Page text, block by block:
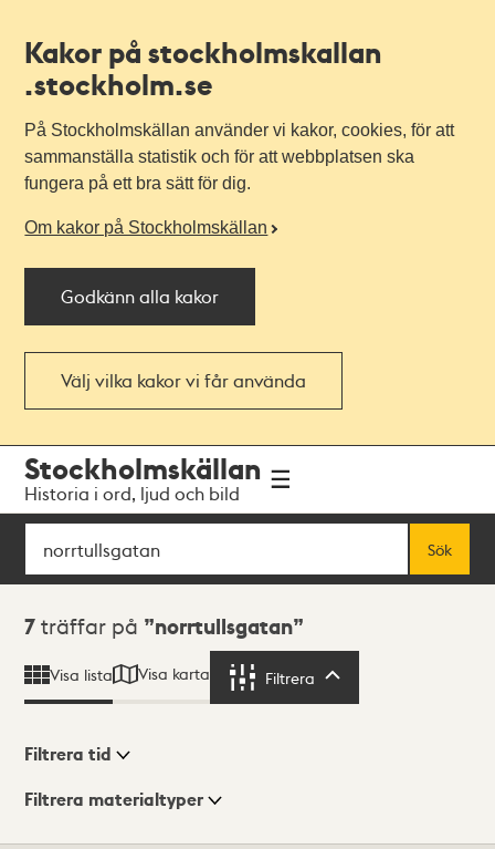
Kakor på stockholmskallan
.stockholm.se
På Stockholmskällan använder vi kakor, cookies, för att
sammanställa statistik och för att webbplatsen ska
fungera på ett bra sätt för dig.
Om kakor på Stockholmskällan
Godkänn alla kakor
Välj vilka kakor vi får använda
navigationen
huvudinnehållet
Stockholmskällan
Historia i ord, ljud och bild
Sök
Sök
Sökresultat
7 träffar på norrtullsgatan
Visa lista Visa karta Filtrera
Visningsläge
Filtrera tid
Filtrera materialtyper